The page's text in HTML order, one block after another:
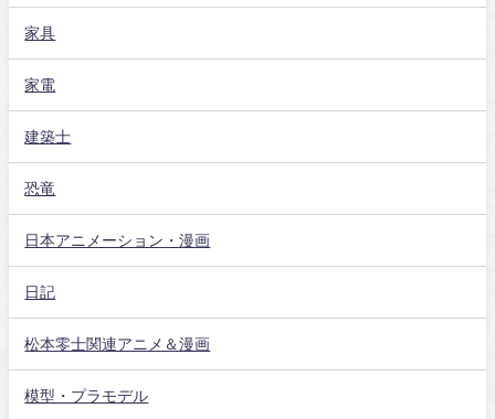
家具
家電
建築士
恐竜
日本アニメーション・漫画
日記
松本零士関連アニメ＆漫画
模型・プラモデル